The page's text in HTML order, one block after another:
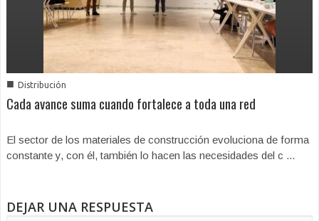
■ Distribución
Cada avance suma cuando fortalece a toda una red
El sector de los materiales de construcción evoluciona de forma
constante y, con él, también lo hacen las necesidades del c ...
DEJAR UNA RESPUESTA